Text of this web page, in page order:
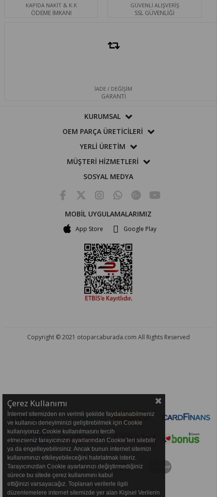
KAPIDA NAKİT & K.K
ÖDEME İMKANI
GÜVENLİ ALIŞVERİŞ
SSL GÜVENLİĞİ
İADE / DEĞİŞİM
GARANTİ
KURUMSAL
OEM PARÇA ÜRETİCİLERİ
YERLİ ÜRETİM
MÜŞTERİ HİZMETLERİ
SOSYAL MEDYA
MOBİL UYGULAMALARIMIZ
App Store Google Play
Copyright © 2021 otoparcaburada.com All Rights Reserved
Çerez Kullanımı
İnternet sitemizden en verimli şekilde faydalanabilmeniz
ve kullanıcı deneyiminizi geliştirebilmek için Cookie
kullanıyoruz. Cookie kullanılmasını tercih
etmezseniz tarayıcınızın ayarlarından Cookie’leri silebilir
ya da engelleyebilirsiniz. Ancak bunun internet sitemizi
kullanımınızı etkileyebileceğini hatırlatmak isteriz.
Tarayıcınızdan Cookie ayarlarınızı değiştirmediğiniz
sürece bu sitede çerez kullanımını kabul
ettiğinizi varsayacağız. Toplanan verilerle ilgili
düzenlemelere internet sitemizde yer alan Kişisel Verilerin